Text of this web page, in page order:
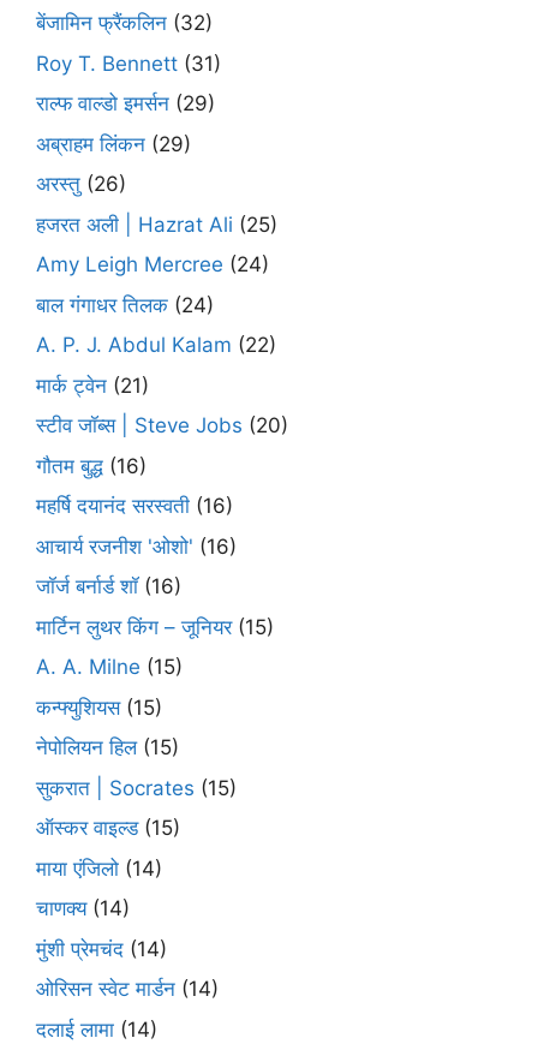
बेंजामिन फ्रैंकलिन (32)
Roy T. Bennett (31)
राल्फ वाल्डो इमर्सन (29)
अब्राहम लिंकन (29)
अरस्तु (26)
हजरत अली | Hazrat Ali (25)
Amy Leigh Mercree (24)
बाल गंगाधर तिलक (24)
A. P. J. Abdul Kalam (22)
मार्क ट्वेन (21)
स्टीव जॉब्स | Steve Jobs (20)
गौतम बुद्ध (16)
महर्षि दयानंद सरस्वती (16)
आचार्य रजनीश 'ओशो' (16)
जॉर्ज बर्नार्ड शॉ(16)
मार्टिन लुथर किंग – जूनियर(15)
A. A. Milne (15)
कन्फ्युशियस(15)
नेपोलियन हिल(15)
सुकरात | Socrates (15)
ऑस्कर वाइल्ड(15)
माया एंजिलो (14)
चाणक्य(14)
मुंशी प्रेमचंद (14)
ओरिसन स्‍वेट मार्डन (14)
दलाई लामा (14)